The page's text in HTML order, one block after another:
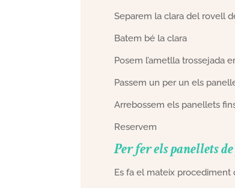
Separem la clara del rovell
Batem bé la clara
Posem l’ametlla trossejada
Passem un per un els
Arrebossem els panellets
Reservem
Per fer els panellets
Es fa el mateix procediment